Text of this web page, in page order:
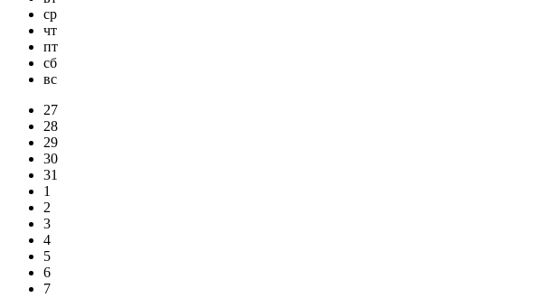
ср
чт
пт
сб
вс
27
28
29
30
31
1
2
3
4
5
6
7